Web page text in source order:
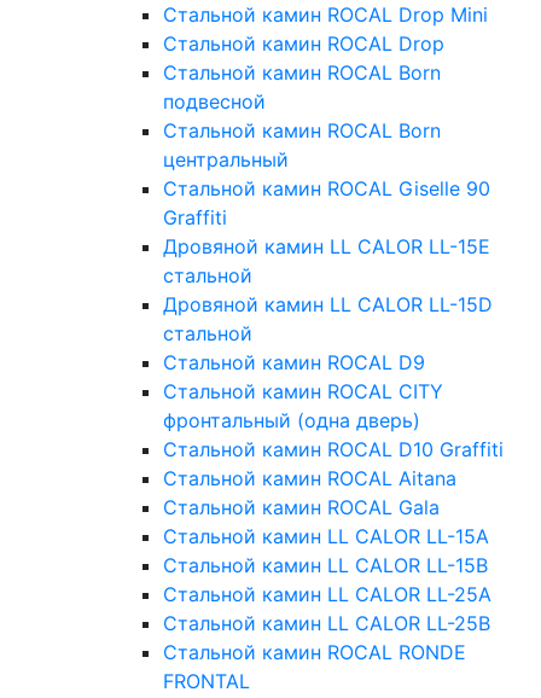
Стальной камин ROCAL Drop Mini
Стальной камин ROCAL Drop
Стальной камин ROCAL Born
подвесной
Стальной камин ROCAL Born
центральный
Стальной камин ROCAL Giselle 90
Graffiti
Дровяной камин LL CALOR LL-15E
стальной
Дровяной камин LL CALOR LL-15D
стальной
Стальной камин ROCAL D9
Стальной камин ROCAL CITY
фронтальный (одна дверь)
Стальной камин ROCAL D10 Graffiti
Стальной камин ROCAL Aitana
Стальной камин ROCAL Gala
Стальной камин LL CALOR LL-15A
Стальной камин LL CALOR LL-15B
Стальной камин LL CALOR LL-25A
Стальной камин LL CALOR LL-25B
Стальной камин ROCAL RONDE
FRONTAL